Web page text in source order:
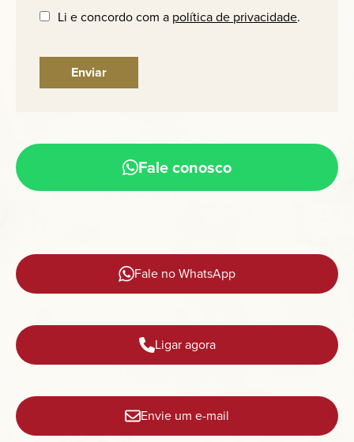
Li e concordo com a política de privacidade.
Fale conosco
Fale no WhatsApp
Ligar agora
Envie um e-mail